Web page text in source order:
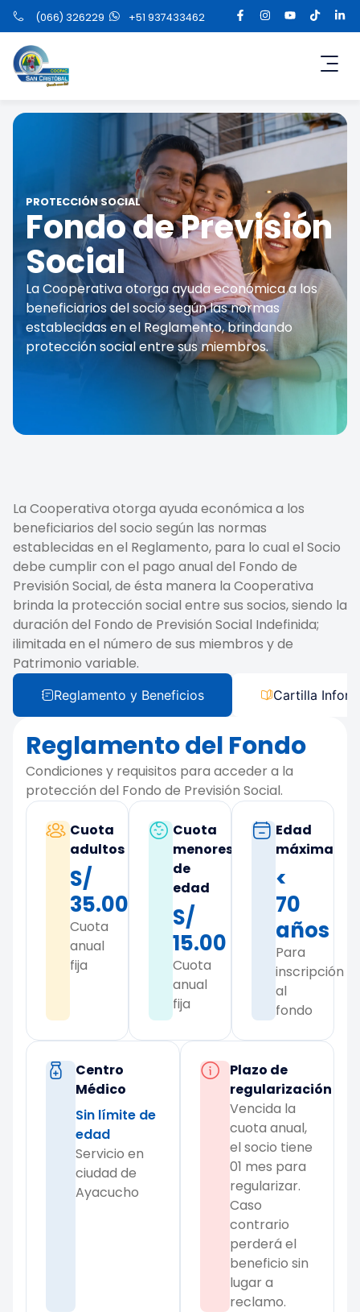
(066) 326229 +51 937433462
PROTECCIÓN SOCIAL
Fondo de Previsión
Social
La Cooperativa otorga ayuda económica a los
beneficiarios del socio según las normas
establecidas en el Reglamento, brindando
protección social entre sus miembros.
La Cooperativa otorga ayuda económica a los
beneficiarios del socio según las normas
establecidas en el Reglamento, para lo cual el Socio
debe cumplir con el pago anual del Fondo de
Previsión Social, de ésta manera la Cooperativa
brinda la protección social entre sus socios, siendo la
duración del Fondo de Previsión Social Indefinida;
ilimitada en el número de sus miembros y de
Patrimonio variable.
Reglamento y Beneficios Cartilla
Reglamento del Fondo
Condiciones y requisitos para acceder a la
protección del Fondo de Previsión Social.
Cuota
adultos
S/
35.00
Cuota
anual
fija
Cuota
menores
de
edad
S/
15.00
Cuota
anual
fija
Edad
máxima
<
70
años
Para
inscripción
al
fondo
Centro
Médico
Sin límite de
edad
Servicio en
ciudad de
Ayacucho
Plazo de
regularización
Vencida la
cuota anual,
el socio tiene
01 mes para
regularizar.
Caso
contrario
perderá el
beneficio sin
lugar a
reclamo.